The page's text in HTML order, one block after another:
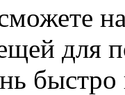
для
быстро